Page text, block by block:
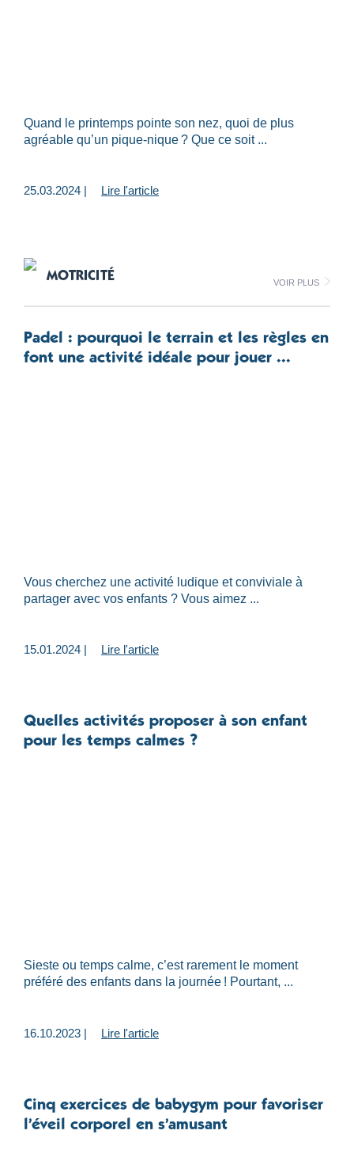
Quand le printemps pointe son nez, quoi de plus
agréable qu’un pique-nique ? Que ce soit ...
25.03.2024 | Lire l'article
MOTRICITÉ Voir plus
Padel : pourquoi le terrain et les règles en
font une activité idéale pour jouer ...
Vous cherchez une activité ludique et conviviale à
partager avec vos enfants ? Vous aimez ...
15.01.2024 | Lire l'article
Quelles activités proposer à son enfant
pour les temps calmes ?
Sieste ou temps calme, c’est rarement le moment
préféré des enfants dans la journée ! Pourtant, ...
16.10.2023 | Lire l'article
Cinq exercices de babygym pour favoriser
l’éveil corporel en s’amusant